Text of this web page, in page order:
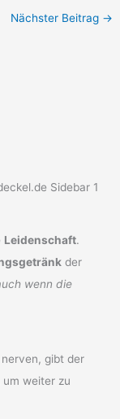
Nächster Beitrag →
Leidenschaft.
der
wenn die
gibt der
um weiter zu